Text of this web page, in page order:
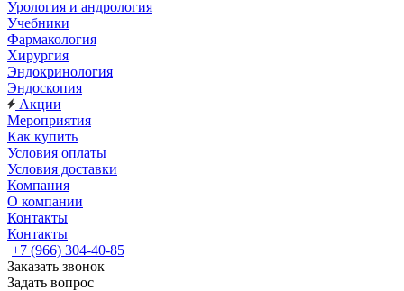
Урология и андрология
Учебники
Фармакология
Хирургия
Эндокринология
Эндоскопия
Акции
Мероприятия
Как купить
Условия оплаты
Условия доставки
Компания
О компании
Контакты
Контакты
+7 (966) 304-40-85
Заказать звонок
Задать вопрос